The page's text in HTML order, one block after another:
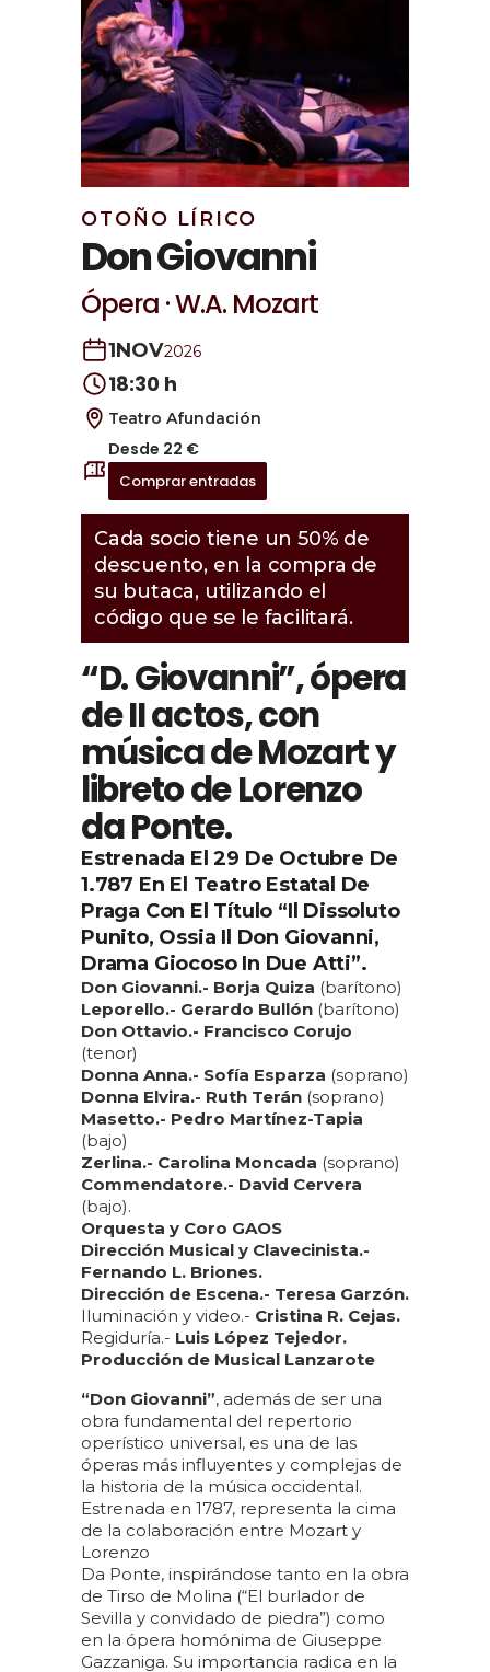
OTOÑO LÍRICO
Don Giovanni
Ópera · W.A. Mozart
1NOV2026
18:30 h
Teatro Afundación
Desde 22 €
Comprar entradas
Cada socio tiene un 50% de
descuento, en la compra de
su butaca, utilizando el
código que se le facilitará.
“D. Giovanni”, ópera
de II actos, con
música de Mozart y
libreto de Lorenzo
da Ponte.
Estrenada El 29 De Octubre De
1.787 En El Teatro Estatal De
Praga Con El Título “Il Dissoluto
Punito, Ossia Il Don Giovanni,
Drama Giocoso In Due Atti”.
Don Giovanni.- Borja Quiza (barítono)
Leporello.- Gerardo Bullón (barítono)
Don Ottavio.- Francisco Corujo
(tenor)
Donna Anna.- Sofía Esparza (soprano)
Donna Elvira.- Ruth Terán (soprano)
Masetto.- Pedro Martínez-Tapia
(bajo)
Zerlina.- Carolina Moncada (soprano)
Commendatore.- David Cervera
(bajo).
Orquesta y Coro GAOS
Dirección Musical y Clavecinista.-
Fernando L. Briones.
Dirección de Escena.- Teresa Garzón.
Iluminación y video.- Cristina R. Cejas.
Regiduría.- Luis López Tejedor.
Producción de Musical Lanzarote
“Don Giovanni”, además de ser una
obra fundamental del repertorio
operístico universal, es una de las
óperas más influyentes y complejas de
la historia de la música occidental.
Estrenada en 1787, representa la cima
de la colaboración entre Mozart y
Lorenzo
Da Ponte, inspirándose tanto en la obra
de Tirso de Molina (“El burlador de
Sevilla y convidado de piedra”) como
en la ópera homónima de Giuseppe
Gazzaniga. Su importancia radica en la